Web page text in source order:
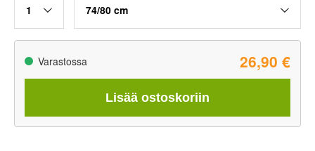
1 74/80 cm
Varastossa 26,90 €
Lisää ostoskoriin